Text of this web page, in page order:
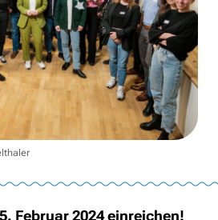
Februar 2024 einreichen!